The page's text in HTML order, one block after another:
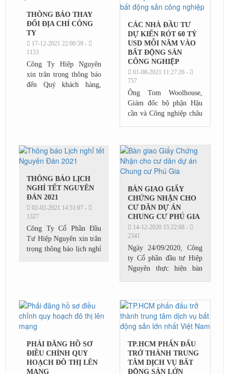
THÔNG BÁO THAY
ĐỔI ĐỊA CHỈ CÔNG
TY
17-12-2021 22:00:59 -
1153
Công Ty Hiệp Nguyên
xin trân trọng thông báo
đến Quý khách hàng,
CÁC NHÀ ĐẦU TƯ
DỰ KIẾN RÓT 60 TỶ
USD MỖI NĂM VÀO
BẤT ĐỘNG SẢN
CÔNG NGHIỆP
01-08-2021 11:27:26 -
757
Ông Tom Woolhouse,
Giám đốc bộ phận Hậu
cần và Công nghiệp châu
mạng lưới chuỗi cung
ứng và nhu cầu phân bổ
lại...
THÔNG BÁO LỊCH
NGHỈ TẾT NGUYÊN
ĐÁN 2021
02-02-2021 14:51:07 -
1327
Công Ty Cổ Phần Đầu
Tư Hiệp Nguyên xin trân
trọng thông báo lịch nghỉ
BÀN GIAO GIẤY
CHỨNG NHẬN CHO
CƯ DÂN DỰ ÁN
CHUNG CƯ PHÚ GIA
14-12-2020 15:22:08 -
2341
Ngày 24/09/2020, Công
ty Cổ phần đầu tư Hiệp
Nguyên thực hiện bàn
quyền sở hữu nhà ở và tài
sản khác gắn...
PHẢI ĐĂNG HỒ SƠ
ĐIỀU CHỈNH QUY
HOẠCH ĐÔ THỊ LÊN
MẠNG
TP.HCM PHẤN ĐẤU
TRỞ THÀNH TRUNG
TÂM DỊCH VỤ BẤT
ĐỘNG SẢN LỚN